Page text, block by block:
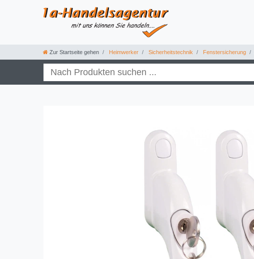
Zur Startseite gehen Heimwerker Sicherheitstechnik Fenstersicherung